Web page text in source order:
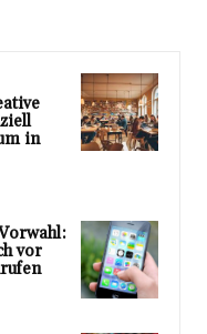
in
vor